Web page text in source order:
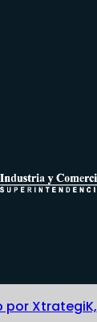
por XtrategiK,